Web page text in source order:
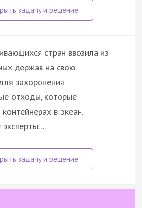
стран ввозила из
держав на свою
захоронения
отходы, которые
в океан.
эксперты…